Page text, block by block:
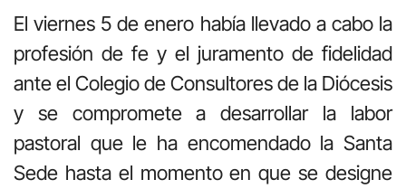
El viernes 5 de enero había llevado a cabo la
profesión de fe y el juramento de fidelidad
ante el Colegio de Consultores de la Diócesis
y se compromete a desarrollar la labor
pastoral que le ha encomendado la Santa
Sede hasta el momento en que se designe